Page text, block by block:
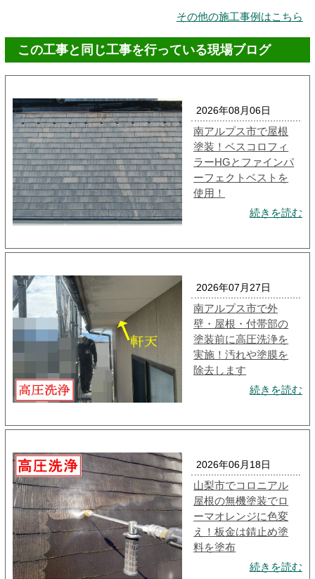
その他の施工事例はこちら
この工事と同じ工事を行っている現場ブログ
2026年08月06日
南アルプス市で屋根
塗装！ベスコロフィ
ラーHGとファインパ
ーフェクトベストを
使用！
続きを読む
2026年07月27日
南アルプス市で外
壁・屋根・付帯部の
塗装前に高圧洗浄を
実施！汚れや塗膜を
除去します
続きを読む
2026年06月18日
山梨市でコロニアル
屋根の無機塗装でロ
ーマオレンジに色変
え！板金は錆止め塗
料を塗布
続きを読む